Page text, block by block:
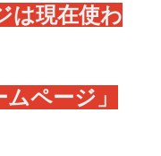
は現在使わ
ページ」